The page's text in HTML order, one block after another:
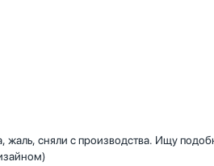
жаль, сняли с производства. Ищу